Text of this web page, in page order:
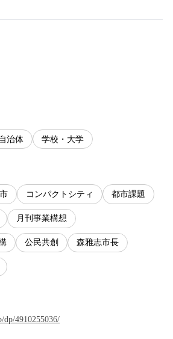
治体 学校・大学
コンパクトシティ 都市課題
月刊事業構想
公民共創 森雅志市長
dp/4910255036/